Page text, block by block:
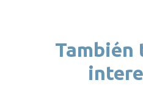
También